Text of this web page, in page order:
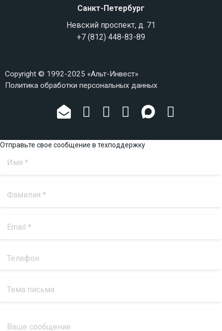
Санкт-Петербург
Невский проспект, д. 71
+7 (812) 448-83-89
Copyright © 1992-2025 «Альт-Инвест»
Политика обработки персональных данных
Отправьте свое сообщение в техподдержку